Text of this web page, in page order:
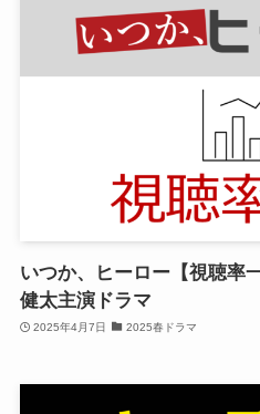
いつか、ヒーロー【視聴率
健太主演ドラマ
2025年4月7日 2025春ドラマ